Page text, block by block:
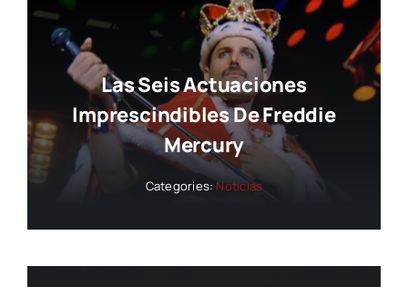
Las Seis Actuaciones
Imprescindibles De Freddie
Mercury
Categories: Noticias